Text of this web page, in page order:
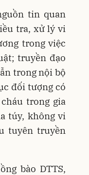
tin quan
tra, xử lý vi
trong việc
truyền đạo
trong nội bộ
đối tượng có
trong gia
túy, không vi
tuyên truyền
bào DTTS,